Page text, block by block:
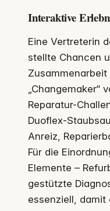
Interaktive
Eine Vertreterin
stellte Chancen
„Changemaker“
Reparatur-
Duoflex-
Anreiz,
Für die
Elemente –
gestützte
essenziell, damit